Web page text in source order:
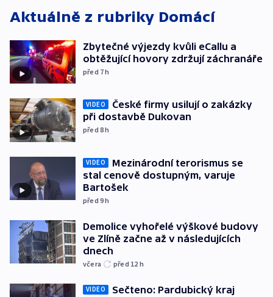
Aktuálně z rubriky Domácí
Zbytečné výjezdy kvůli eCallu a
obtěžující hovory zdržují záchranáře
před 7h
VIDEO
České firmy usilují o zakázky
při dostavbě Dukovan
před 8h
VIDEO
Mezinárodní terorismus se
stal cenově dostupným, varuje
Bartošek
před 9h
Demolice vyhořelé výškové budovy
ve Zlíně začne až v následujících
dnech
včera před 12 h
VIDEO Sečteno: Pardubický kraj